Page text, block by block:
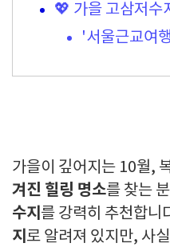
💖 가을 고삼저수
'서울근교여
가을이 깊어지는 10월,
겨진 힐링 명소를 찾는
수지 를 강력히 추천합니
지 로 알려져 있지만, 사